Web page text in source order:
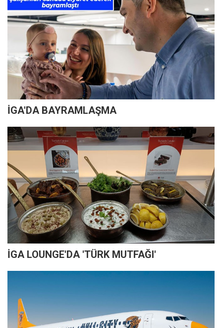
İGA'DA BAYRAMLAŞMA
İGA LOUNGE'DA 'TÜRK MUTFAĞI'